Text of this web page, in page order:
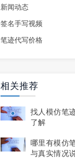
新闻动态
签名手写视频
笔迹代写价格
相关推荐
找人模仿笔
了解
哪里有模仿
与真实情况